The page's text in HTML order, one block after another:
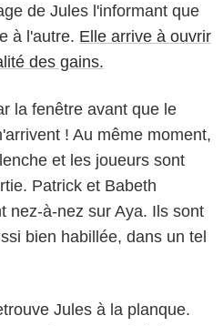
de Jules l'informant que
à l'autre. Elle arrive à ouvrir
des gains.
la fenêtre avant que le
! Au même moment,
et les joueurs sont
Patrick et Babeth
nez-à-nez sur Aya. Ils sont
bien habillée, dans un tel
Jules à la planque.